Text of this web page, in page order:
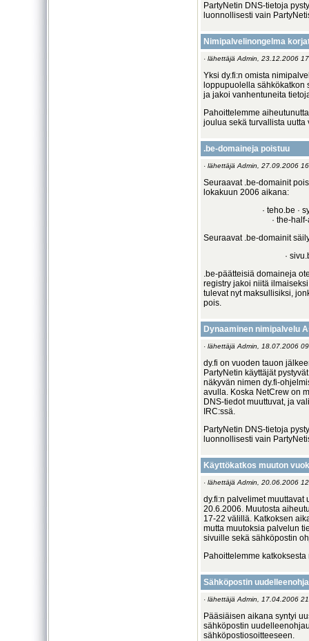
PartyNetin DNS-tietoja
luonnollisesti vain
Nimipalvelinongelma
· lähettäjä Admin, 23.12.2006
Yksi dy.fi:n omista
loppupuolella sähkökatkon
ja jakoi vanhentuneita
Pahoittelemme
joulua sekä turvallista uutta
.be-domaineja poistuu
· lähettäjä Admin, 27.09.2006
Seuraavat .be-domainit
lokakuun 2006 aikana:
· teho.be ·
· the-
Seuraavat .be-domainit
·
.be-päätteisiä domaineja
registry jakoi niitä
tulevat nyt maksullisiksi,
pois.
Dynaaminen nimipalvelu
· lähettäjä Admin, 18.07.2006
dy.fi on vuoden tauon
PartyNetin käyttäjät
näkyvän nimen dy.fi-
avulla. Koska NetCrew on
DNS-tiedot muuttuvat, ja
IRC:ssä.
PartyNetin DNS-tietoja
luonnollisesti vain
Käyttökatkos muuton
· lähettäjä Admin, 20.06.2006
dy.fi:n palvelimet
20.6.2006. Muutosta
17-22 välillä. Katkoksen
mutta muutoksia palvelun
sivuille sekä sähköpostin
Pahoittelemme
Sähköpostin
· lähettäjä Admin, 17.04.2006
Pääsiäisen aikana syntyi
sähköpostin
sähköpostiosoitteeseen.